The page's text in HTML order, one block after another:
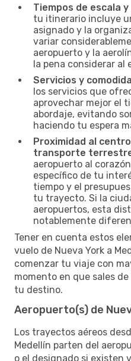
Tiempos de escala
tu itinerario incluye
asignado y la
variar
aeropuerto y la
la pena considerar
Servicios y
los servicios que
aprovechar mejor el
abordaje, evitando
haciendo tu espera
Proximidad al
transporte
aeropuerto al
específico de tu
tiempo y el
tu trayecto. Si la
aeropuertos, esta
notablemente
Tener en cuenta estos
vuelo de Nueva York a
comenzar tu viaje con
momento en que sales
tu destino.
Aeropuerto(s) de
Los trayectos aéreos
Medellín parten del
o el designado si existen